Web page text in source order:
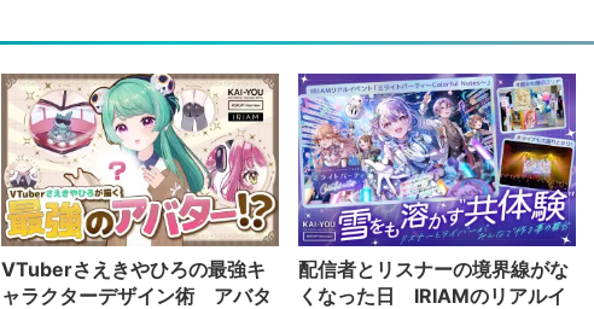
VTuberさえきやひろの最強キ
ャラクターデザイン術 アバタ
配信者とリスナーの境界線がな
くなった日 IRIAMのリアルイ